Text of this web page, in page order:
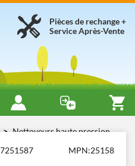
Pièces de rechange +
Service Après-Vente
Nettoyeurs haute pression
MPN:25158